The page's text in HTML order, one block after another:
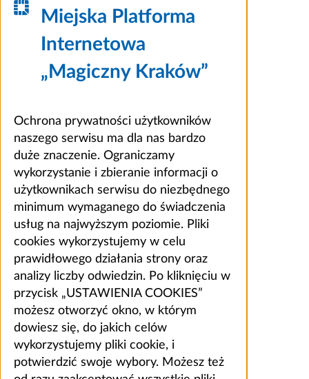
Miejska Platforma
Internetowa
„Magiczny Kraków”
Ochrona prywatności użytkowników
naszego serwisu ma dla nas bardzo
duże znaczenie. Ograniczamy
wykorzystanie i zbieranie informacji o
użytkownikach serwisu do niezbędnego
minimum wymaganego do świadczenia
usług na najwyższym poziomie. Pliki
cookies wykorzystujemy w celu
prawidłowego działania strony oraz
analizy liczby odwiedzin. Po kliknięciu w
przycisk „USTAWIENIA COOKIES”
możesz otworzyć okno, w którym
dowiesz się, do jakich celów
wykorzystujemy pliki cookie, i
potwierdzić swoje wybory. Możesz też